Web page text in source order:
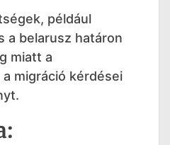
például
a belarusz határon
miatt a
migráció kérdései